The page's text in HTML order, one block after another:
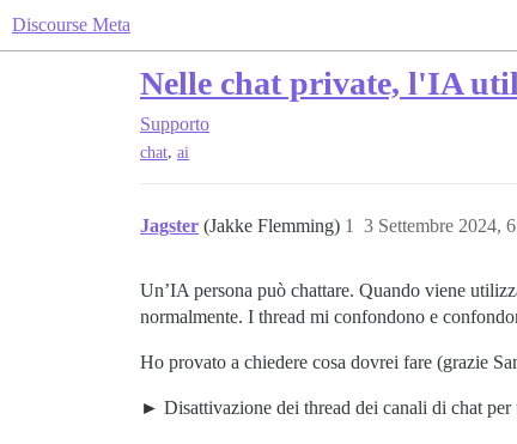
Discourse Meta
Nelle chat private, l'IA
Supporto
chat, ai
Jagster (Jakke Flemming) 3 Settembre 2024,
1
Un’IA persona può chattare. Quando viene
normalmente. I thread mi confondono e
Ho provato a chiedere cosa dovrei fare (grazie
Disattivazione dei thread dei canali di chat